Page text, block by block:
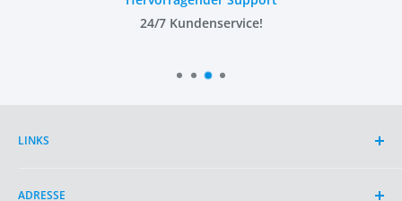
24/7 Kundenservice!
LINKS
ADRESSE